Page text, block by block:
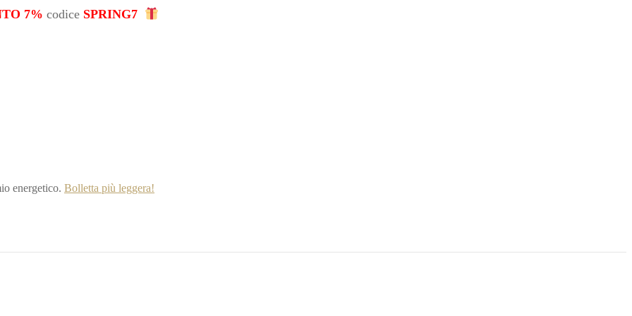
7% codice SPRING7
energetico. Bolletta più leggera!